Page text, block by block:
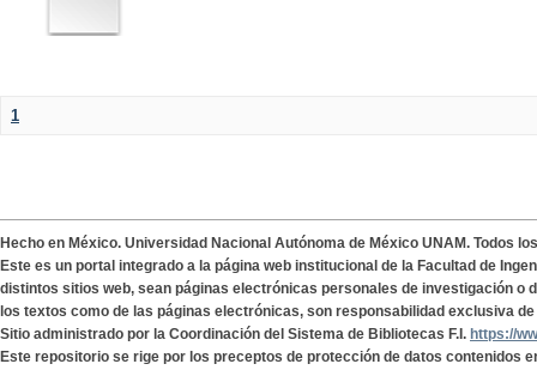
1
Hecho en México. Universidad Nacional Autónoma de México UNAM. Todos
Este es un portal integrado a la página web institucional de la Facultad de
distintos sitios web, sean páginas electrónicas personales de investigación o
los textos como de las páginas electrónicas, son responsabilidad exclusiva
Sitio administrado por la Coordinación del Sistema de Bibliotecas F.I. https://
Este repositorio se rige por los preceptos de protección de datos contenidos